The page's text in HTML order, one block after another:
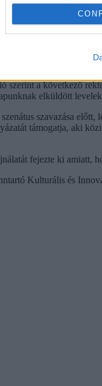
szerint a következő
elküldött
szavazása
támogatja, aki
fejezte ki amiatt,
Kulturális és